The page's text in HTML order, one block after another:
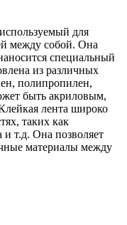
для
между собой. Она
специальный
из различных
полипропилен,
быть акриловым,
лента широко
таких как
и т.д. Она позволяет
материалы между